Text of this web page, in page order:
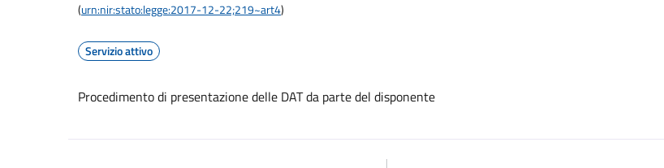
(urn:nir:stato:legge:2017-12-22;219~art4)
Servizio attivo
Procedimento di presentazione delle DAT da parte del disponente